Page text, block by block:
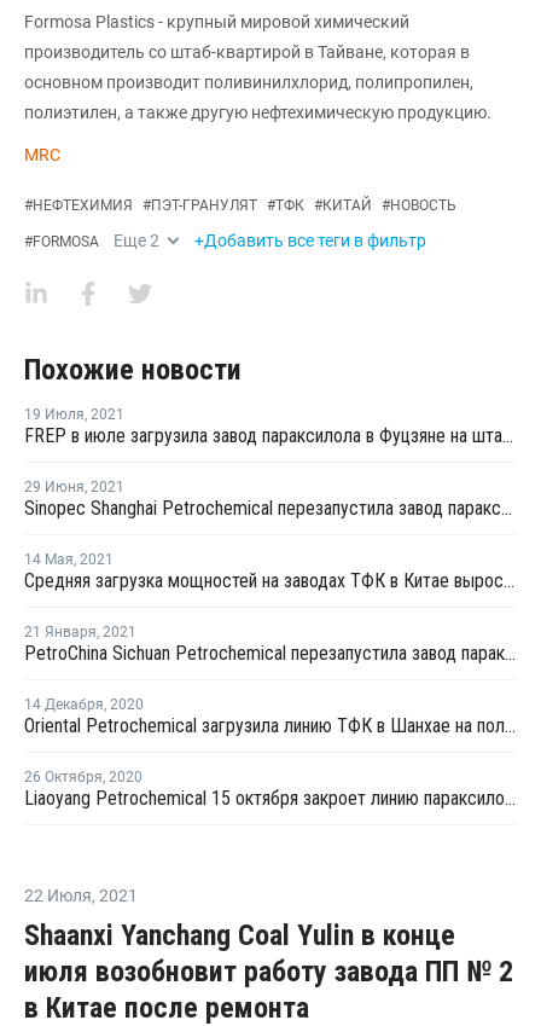
Formosa Plastics - крупный мировой химический
производитель со штаб-квартирой в Тайване, которая в
основном производит поливинилхлорид, полипропилен,
полиэтилен, а также другую нефтехимическую продукцию.
MRC
#НЕФТЕХИМИЯ #ПЭТ-ГРАНУЛЯТ #ТФК #КИТАЙ #НОВОСТЬ
#FORMOSA Еще2 +Добавить все теги в фильтр
Похожие новости
19 Июля, 2021
FREP в июле загрузила завод параксилола в Фуцзяне на штатном уровне
29 Июня, 2021
Sinopec Shanghai Petrochemical перезапустила завод параксилола № 1 после планового ремонта
14 Мая, 2021
Средняя загрузка мощностей на заводах ТФК в Китае выросла в начале мая на 3%
21 Января, 2021
PetroChina Sichuan Petrochemical перезапустила завод параксилола в Китае
14 Декабря, 2020
Oriental Petrochemical загрузила линию ТФК в Шанхае на полную мощность после перезапуска
26 Октября, 2020
Liaoyang Petrochemical 15 октября закроет линию параксилола № 2 в Ляонине на плановый ремонт
22 Июля, 2021
Shaanxi Yanchang Coal Yulin в конце
июля возобновит работу завода ПП № 2
в Китае после ремонта